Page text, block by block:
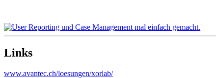
Links
www.avantec.ch/loesungen/xorlab/